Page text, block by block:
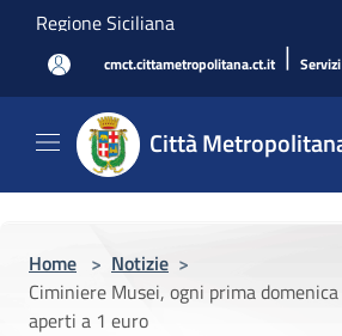
Salta al contenuto principale
Regione Siciliana
cmct.cittametropolitana.ct.it |
Città
Home > Notizie >
Ciminiere Musei, ogni prima
aperti a 1 euro